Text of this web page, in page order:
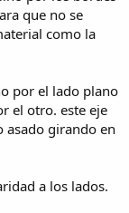
que no se
como la
por el lado plano
el otro. este eje
asado girando en
a los lados.